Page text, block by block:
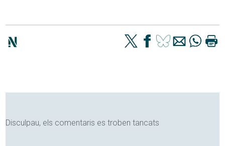
Disculpau, els comentaris es troben tancats